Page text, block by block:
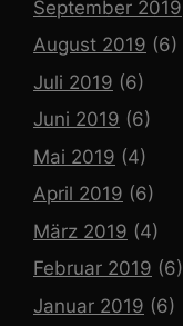
September 2019
August 2019 (6)
Juli 2019 (6)
Juni 2019 (6)
Mai 2019 (4)
April 2019 (6)
März 2019 (4)
Februar 2019 (6)
Januar 2019 (6)